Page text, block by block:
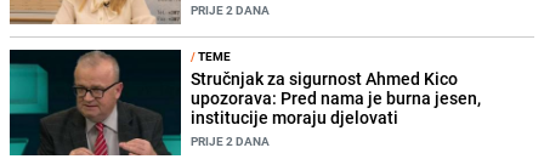
PRIJE 2 DANA
/TEME
Stručnjak za sigurnost Ahmed Kico
upozorava: Pred nama je burna jesen,
institucije moraju djelovati
PRIJE 2 DANA